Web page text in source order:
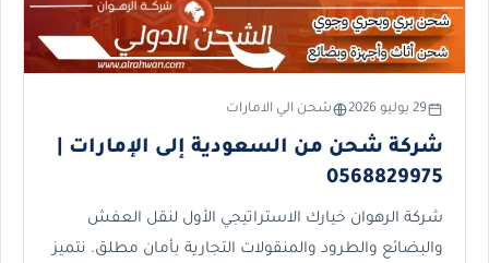
29 يوليو 2026 شحن الي الامارات
شركة شحن من السعودية إلى الإمارات |
0568829975
شركة الرهوان خيارك الاستراتيجي الأول لنقل العفش
والبضائع والطرود والمنقولات التجارية بأمان مطلق. نتميز